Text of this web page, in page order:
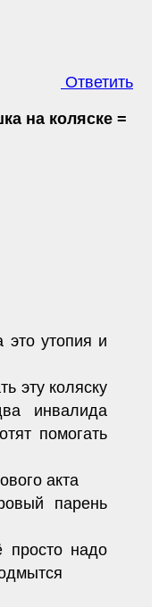
Ответить
на коляске =
это утопия и
эту коляску
инвалида
помогать
акта
парень
просто надо